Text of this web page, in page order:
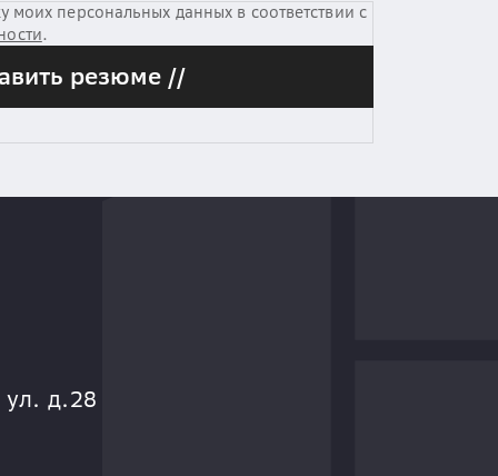
моих персональных данных в соответствии с
.
резюме //
ул. д.28